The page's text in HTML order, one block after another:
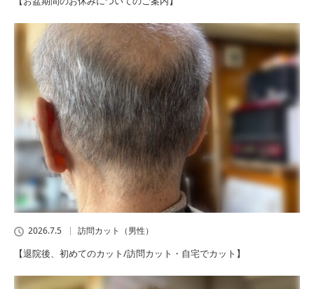
2026.7.5 訪問カット（男性）
【退院後、初めてのカット/訪問カット・自宅でカット】